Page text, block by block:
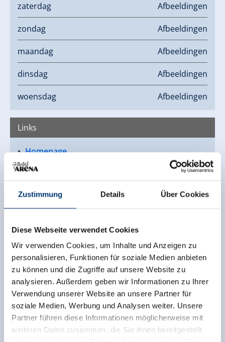
Zustimmung Details Über Cookies
Diese Webseite verwendet Cookies
Wir verwenden Cookies, um Inhalte und Anzeigen zu
personalisieren, Funktionen für soziale Medien anbieten
zu können und die Zugriffe auf unsere Website zu
analysieren. Außerdem geben wir Informationen zu Ihrer
Verwendung unserer Website an unsere Partner für
soziale Medien, Werbung und Analysen weiter. Unsere
Partner führen diese Informationen möglicherweise mit
weiteren Daten zusammen, die Sie ihnen bereitgestellt
zaterdag Afbeeldingen
zondag Afbeeldingen
maandag Afbeeldingen
dinsdag Afbeeldingen
woensdag Afbeeldingen
Links
Homepage